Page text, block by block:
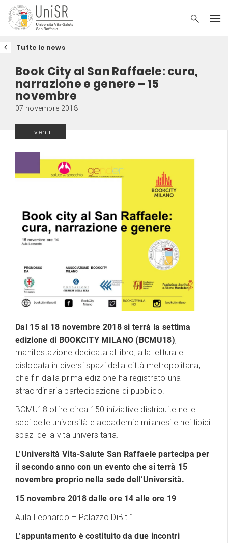
Tutte le news
Book City al San Raffaele: cura,
narrazione e genere – 15
novembre
07 novembre 2018
Eventi
Dal 15 al 18 novembre 2018 si terrà la settima
edizione di BOOKCITY MILANO (BCMU18),
manifestazione dedicata al libro, alla lettura e
dislocata in diversi spazi della città metropolitana,
che fin dalla prima edizione ha registrato una
straordinaria partecipazione di pubblico.
BCMU18 offre circa 150 iniziative distribuite nelle
sedi delle università e accademie milanesi e nei tipici
spazi della vita universitaria.
L’Università Vita-Salute San Raffaele partecipa per
il secondo anno con un evento che si terrà 15
novembre proprio nella sede dell’Università.
15 novembre 2018 dalle ore 14 alle ore 19
Aula Leonardo – Palazzo DiBit 1
L’appuntamento è costituito da due incontri